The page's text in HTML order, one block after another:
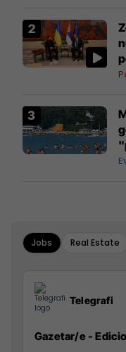
Jobs Real Estate
Telegrafi
Gazetar/e -